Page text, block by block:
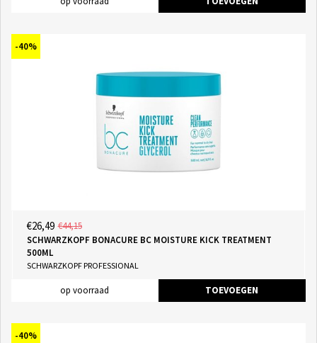
-40%
€26,49 €44,15
SCHWARZKOPF BONACURE BC MOISTURE KICK TREATMENT
500ML
SCHWARZKOPF PROFESSIONAL
op voorraad TOEVOEGEN
-40%